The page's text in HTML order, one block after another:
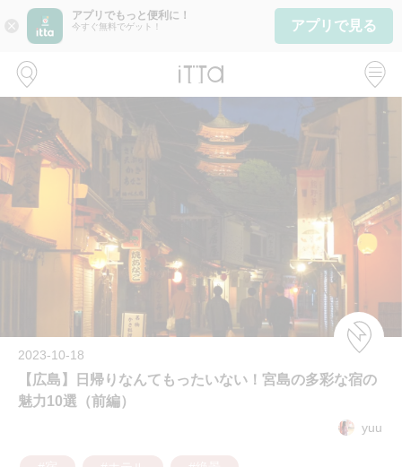
close
アプリでもっと便利に！
今すぐ無料でゲット！ アプリで見る
2023-10-18
【広島】日帰りなんてもったいない！宮島の多彩な宿の
魅力10選（前編）
yuu